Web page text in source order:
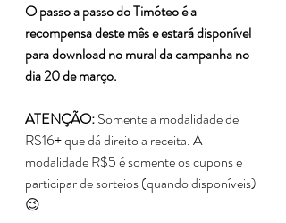
O passo a passo do Timóteo é a
recompensa deste mês e estará disponível
para download no mural da campanha no
dia 20 de março.
ATENÇÃO: Somente a modalidade de
R$16+ que dá direito a receita. A
modalidade R$5 é somente os cupons e
participar de sorteios (quando disponíveis)
😉